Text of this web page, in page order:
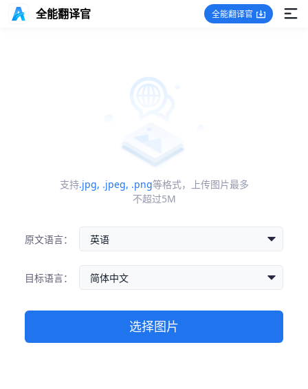
全能翻译官 全能翻译官
支持.jpg, .jpeg, .png等格式，上传图片最多
不超过5M
原文语言：
目标语言：
选择图片